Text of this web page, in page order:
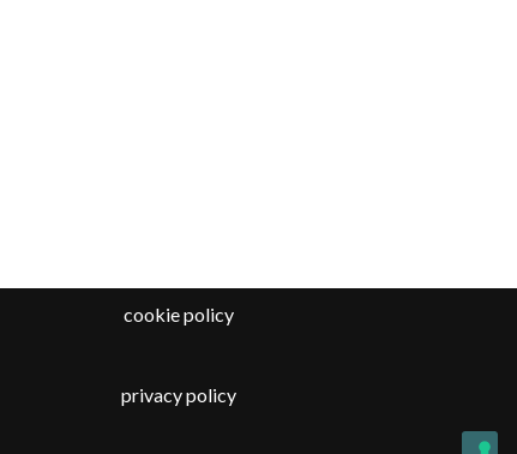
cookie policy
privacy policy